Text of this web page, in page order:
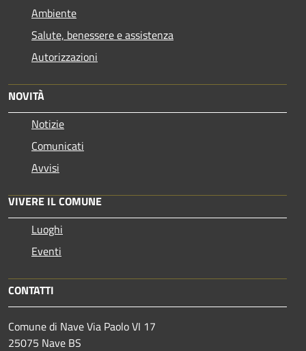
Ambiente
Salute, benessere e assistenza
Autorizzazioni
NOVITÀ
Notizie
Comunicati
Avvisi
VIVERE IL COMUNE
Luoghi
Eventi
CONTATTI
Comune di Nave Via Paolo VI 17
25075 Nave BS